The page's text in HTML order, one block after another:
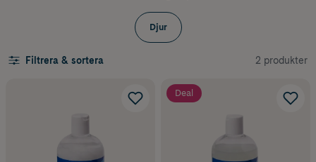
Djur
Filtrera & sortera 2 produkter
Deal